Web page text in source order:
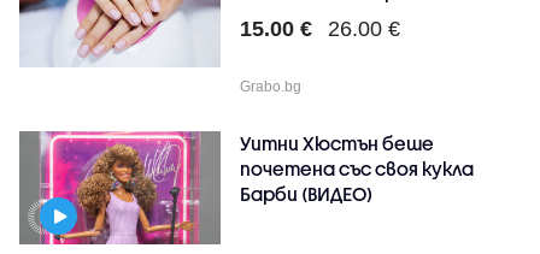
15.00 € 26.00 €
Grabo.bg
Уитни Хюстън беше
почетена със своя кукла
Барби (ВИДЕО)